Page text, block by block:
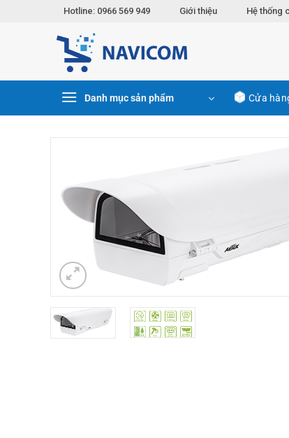
Hotline: 0966 569 949 Giới thiệu Hệ thống
Danh mục sản phẩm Cửa